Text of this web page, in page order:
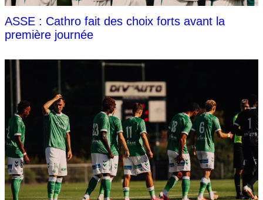
ASSE : Cathro fait des choix forts avant la
première journée